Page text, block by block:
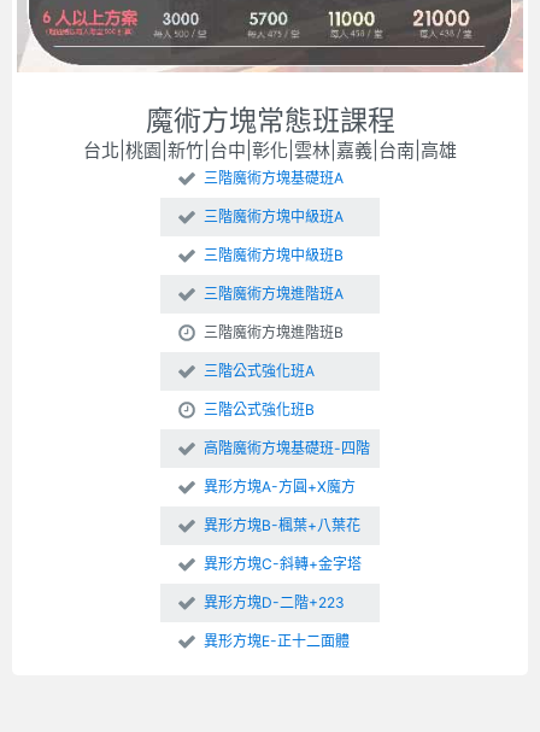
魔術方塊常態班課程
台北|桃園|新竹|台中|彰化|雲林|嘉義|台南|高雄
三階魔術方塊基礎班A
三階魔術方塊中級班A
三階魔術方塊中級班B
三階魔術方塊進階班A
三階魔術方塊進階班B
三階公式強化班A
三階公式強化班B
高階魔術方塊基礎班-四階
異形方塊A-方圓+X魔方
異形方塊B-楓葉+八葉花
異形方塊C-斜轉+金字塔
異形方塊D-二階+223
異形方塊E-正十二面體